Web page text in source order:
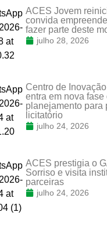
ACES Jovem
convida
fazer parte deste
julho 28, 2026
Centro de
entra em nova fase
planejamento para
licitatório
julho 24, 2026
ACES prestigia o
Sorriso e visita
parceiras
julho 24, 2026